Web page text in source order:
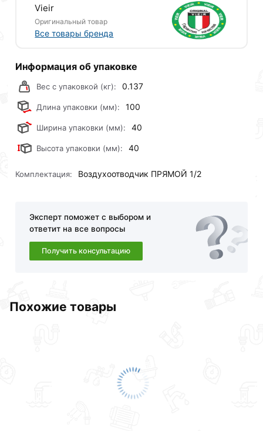
Vieir
Оригинальный товар
Все товары бренда
Информация об упаковке
Вес с упаковкой (кг): 0.137
Длина упаковки (мм): 100
Ширина упаковки (мм): 40
Высота упаковки (мм): 40
Комплектация: Воздухоотводчик ПРЯМОЙ 1/2
Эксперт поможет с выбором и
ответит на все вопросы
Получить консультацию
Похожие товары